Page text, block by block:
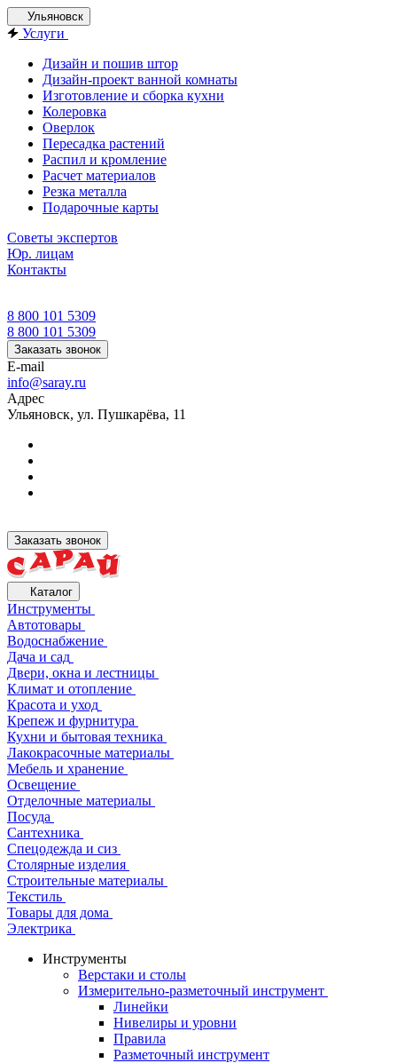
Ульяновск
Услуги
Дизайн и пошив штор
Дизайн-проект ванной комнаты
Изготовление и сборка кухни
Колеровка
Оверлок
Пересадка растений
Распил и кромление
Расчет материалов
Резка металла
Подарочные карты
Советы экспертов
Юр. лицам
Контакты
8 800 101 5309
8 800 101 5309
Заказать звонок
E-mail
info@saray.ru
Адрес
Ульяновск, ул. Пушкарёва, 11
Заказать звонок
Каталог
Инструменты
Автотовары
Водоснабжение
Дача и сад
Двери, окна и лестницы
Климат и отопление
Красота и уход
Крепеж и фурнитура
Кухни и бытовая техника
Лакокрасочные материалы
Мебель и хранение
Освещение
Отделочные материалы
Посуда
Сантехника
Спецодежда и сиз
Столярные изделия
Строительные материалы
Текстиль
Товары для дома
Электрика
Инструменты
Верстаки и столы
Измерительно-разметочный инструмент
Линейки
Нивелиры и уровни
Правила
Разметочный инструмент